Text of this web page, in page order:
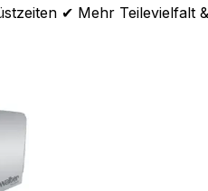
✔ Mehr Teilevielfalt